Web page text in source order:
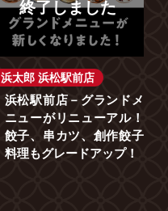
終了しました
浜太郎 浜松駅前店
浜松駅前店－グランドメ
ニューがリニューアル！
餃子、串カツ、創作餃子
料理もグレードアップ！